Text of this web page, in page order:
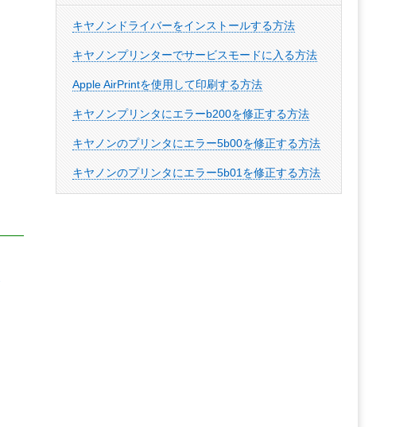
キヤノンドライバーをインストールする方法
キヤノンプリンターでサービスモードに入る方法
Apple AirPrintを使用して印刷する方法
キヤノンプリンタにエラーb200を修正する方法
キヤノンのプリンタにエラー5b00を修正する方法
キヤノンのプリンタにエラー5b01を修正する方法